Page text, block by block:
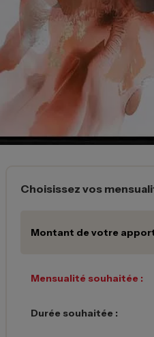
Choisissez vos
Montant de votre
Mensualité souhaitée :
Durée souhaitée :